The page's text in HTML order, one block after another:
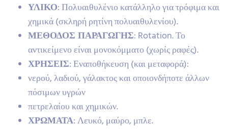
ΥΛΙΚΟ: Πολυαιθυλένιο κατάλληλο για τρόφιμα και
χημικά (σκληρή ρητίνη πολυαιθυλενίου).
ΜΕΘΟΔΟΣ ΠΑΡΑΓΩΓΗΣ: Rotation. Το
αντικείμενο είναι μονοκόμματο (χωρίς ραφές).
ΧΡΗΣΕΙΣ: Εναποθήκευση (και μεταφορά):
νερού, λαδιού, γάλακτος και οποιονδήποτε άλλων
πόσιμων υγρών
πετρελαίου και χημικών.
ΧΡΩΜΑΤΑ: Λευκό, μαύρο, μπλε.